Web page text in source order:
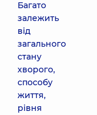
Багато
залежить
від
загального
стану
хворого,
способу
життя,
рівня